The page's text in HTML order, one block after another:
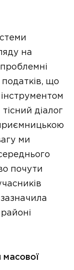
на
що
діалог
ми
почути
масової